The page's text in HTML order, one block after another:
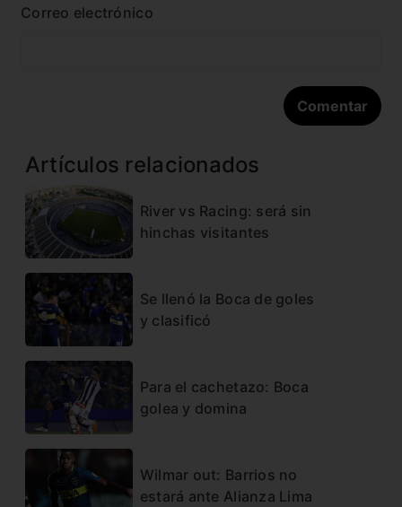
Correo electrónico
Artículos relacionados
River vs Racing: será sin
hinchas visitantes
Se llenó la Boca de goles
y clasificó
Para el cachetazo: Boca
golea y domina
Wilmar out: Barrios no
estará ante Alianza Lima